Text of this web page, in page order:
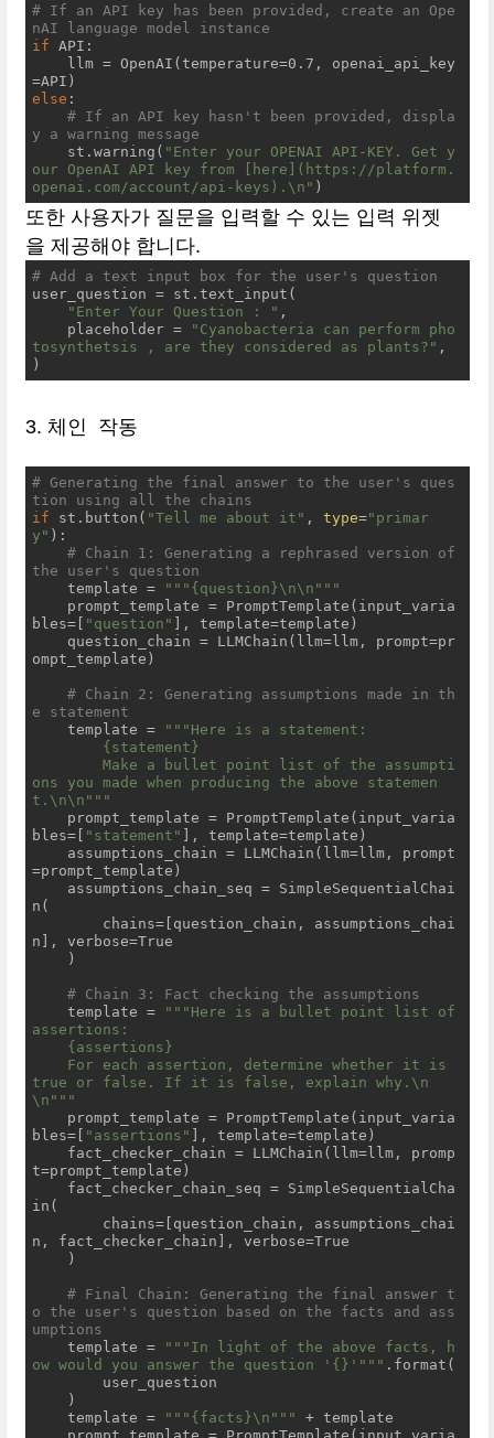
# If an API key has been provided, create an Ope
nAI language model instance
if API:
else :
# If an API key hasn't been provided, displa
y a warning message
    st.warning(
"Enter your OPENAI API-KEY. Get y
our OpenAI API key from [here](https://platform.
openai.com/account/api-keys).\n" )
또한 사용자가 질문을 입력할 수 있는 입력 위젯
을 제공해야 합니다.
# Add a text input box for the user's question
user_question = st.text_input(
"Enter Your Question : " ,
    placeholder =
"Cyanobacteria can perform pho
tosynthetsis , are they considered as plants?" ,
)
3. 체인 작동
# Generating the final answer to the user's ques
tion using all the chains
if st.button( "Tell me about it" , type="primar
y" ):
# Chain 1: Generating a rephrased version of
the user's question
    template =
"" "{question}\n\n" ""
bles=[
"question"
], template=template)
ompt_template)
# Chain 2: Generating assumptions made in th
e statement
    template =
"" "Here is a statement:
        Make a bullet point list of the assumpti
ons you made when producing the above statemen
t.\n\n" ""
bles=[
"statement"
], template=template)
=prompt_template)
n(
n], verbose=True
# Chain 3: Fact checking the assumptions
    template =
"" "Here is a bullet point list of
assertions:
true or false. If it is false, explain why.\n
\n" ""
bles=[
"assertions"
], template=template)
t=prompt_template)
in(
n, fact_checker_chain], verbose=True
# Final Chain: Generating the final answer t
o the user's question based on the facts and ass
umptions
    template =
"" "In light of the above facts, h
ow would you answer the question '{}'" "" .format(
    template =
"" "{facts}\n" ""
+ template